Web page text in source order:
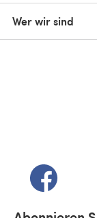
Wer wir sind
(öffnet